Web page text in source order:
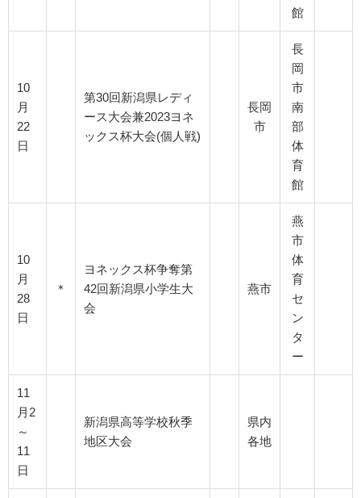
館
10
月
22
日
第30回新潟県レディ
ース大会兼2023ヨネ
ックス杯大会(個人戦)
長岡
市
長
岡
市
南
部
体
育
館
10
月
28
日
＊
ヨネックス杯争奪第
42回新潟県小学生大
会
燕市
燕
市
体
育
セ
ン
タ
ー
11
月2
～
11
日
新潟県高等学校秋季
地区大会
県内
各地